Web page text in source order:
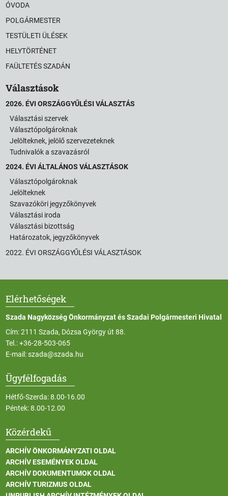
ÓVODA
POLGÁRMESTER
TESTÜLETI ÜLÉSEK
HELYTÖRTÉNET
FAÜLTETÉS SZADÁN
Választások
2026. ÉVI ORSZÁGGYŰLÉSI VÁLASZTÁS
Választási szervek
Választópolgároknak
Jelölteknek, jelölő szervezeteknek
Tudnivalók a szavazásról
2024. ÉVI ÁLTALÁNOS VÁLASZTÁSOK
Választópolgároknak
Jelölteknek
Szavazóköri jegyzőkönyvek
Választási iroda
Választási bizottság
Határozatok, jegyzőkönyvek
2022. ÉVI ORSZÁGGYŰLÉSI VÁLASZTÁSOK
Elérhetőségek
Szada Nagyközség Önkormányzat és Szadai Polgármesteri Hivatal
Cím: 2111 Szada, Dózsa György út 88.
Tel.:+36-28-503-065
E-mail:szada@szada.hu
Ügyfélfogadás
Hétfő-Szerda: 8.00-16.00
Péntek: 8.00-12.00
Közérdekű
ARCHÍV ÖNKORMÁNYZATI OLDAL
ARCHÍV ESEMÉNYEK OLDAL
ARCHÍV DOKUMENTUMOK OLDAL
ARCHÍV TURIZMUS OLDAL